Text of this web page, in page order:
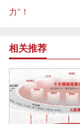
力"！
相关推荐